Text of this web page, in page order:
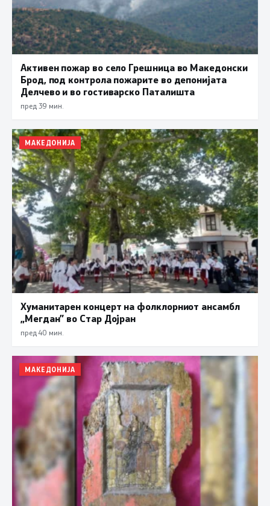
Активен пожар во село Грешница во Македонски
Брод, под контрола пожарите во депонијата
Делчево и во гостиварско Паталишта
пред 39 мин.
МАКЕДОНИЈА
Хуманитарен концерт на фолклорниот ансамбл
„Мегдан” во Стар Дојран
пред 40 мин.
МАКЕДОНИЈА